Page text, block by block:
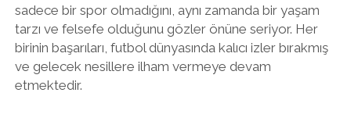
sadece bir spor olmadığını, aynı zamanda bir yaşam
tarzı ve felsefe olduğunu gözler önüne seriyor. Her
birinin başarıları, futbol dünyasında kalıcı izler bırakmış
ve gelecek nesillere ilham vermeye devam
etmektedir.